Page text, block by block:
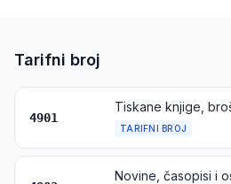
Tarifni broj
4901
TARIFNI BROJ